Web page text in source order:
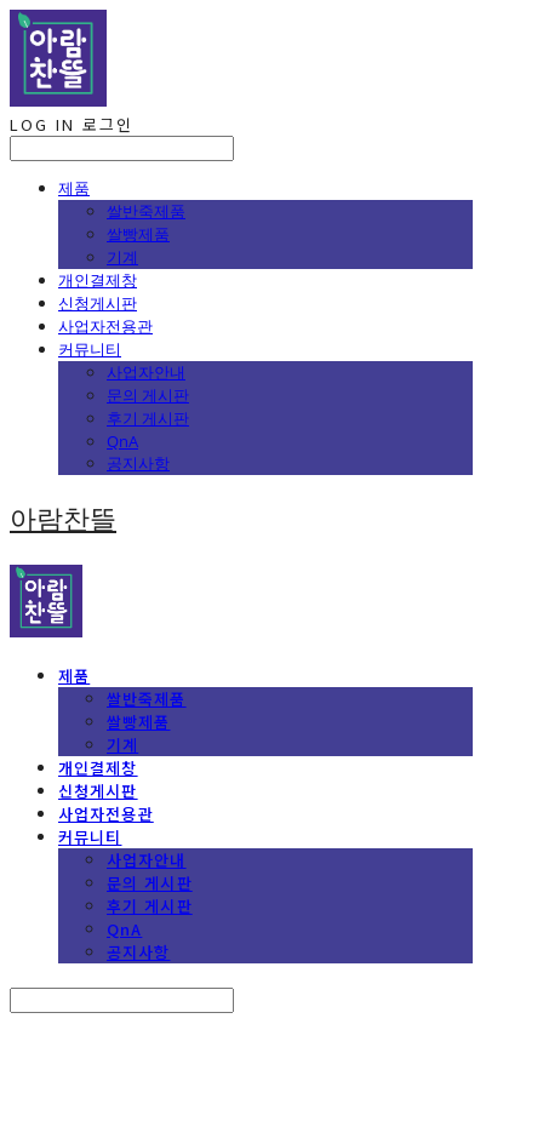
LOG IN 로그인
제품
쌀반죽제품
쌀빵제품
기계
개인결제창
신청게시판
사업자전용관
커뮤니티
사업자안내
문의 게시판
후기 게시판
QnA
공지사항
아람찬뜰
제품
쌀반죽제품
쌀빵제품
기계
개인결제창
신청게시판
사업자전용관
커뮤니티
사업자안내
문의 게시판
후기 게시판
QnA
공지사항